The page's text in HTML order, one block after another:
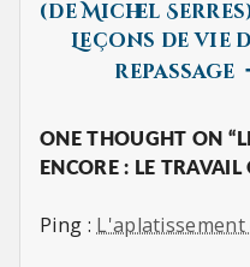
de
l’article
post:
(de Michel
Leçons de vie
repassage
ONE THOUGHT ON
ENCORE : LE TRAVAIL
Ping :L'aplatissement